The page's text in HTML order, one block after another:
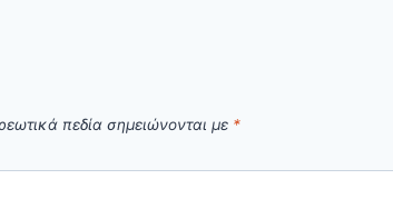
πεδία σημειώνονται με *